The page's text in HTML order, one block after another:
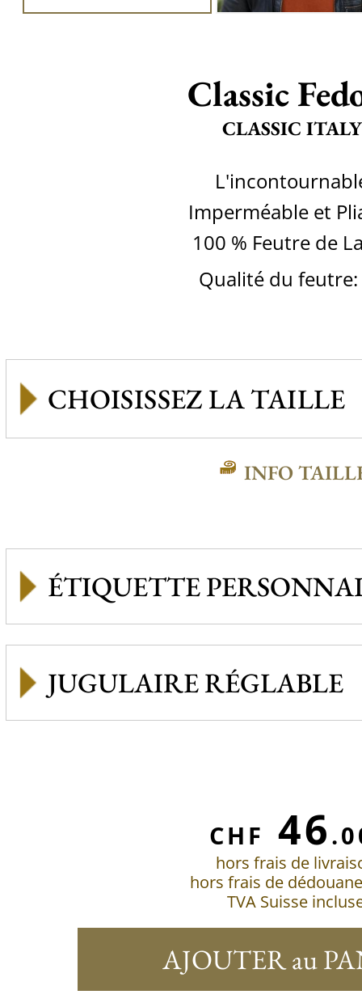
Classic
CLASSIC ITALY
Imperméable et
100 % Feutre de
Qualité du feutre:
INFO
ÉTIQUETTE
JUGULAIRE RÉGLABLE
CHF 46
hors frais de
hors frais de
TVA Suisse
AJOUTER au